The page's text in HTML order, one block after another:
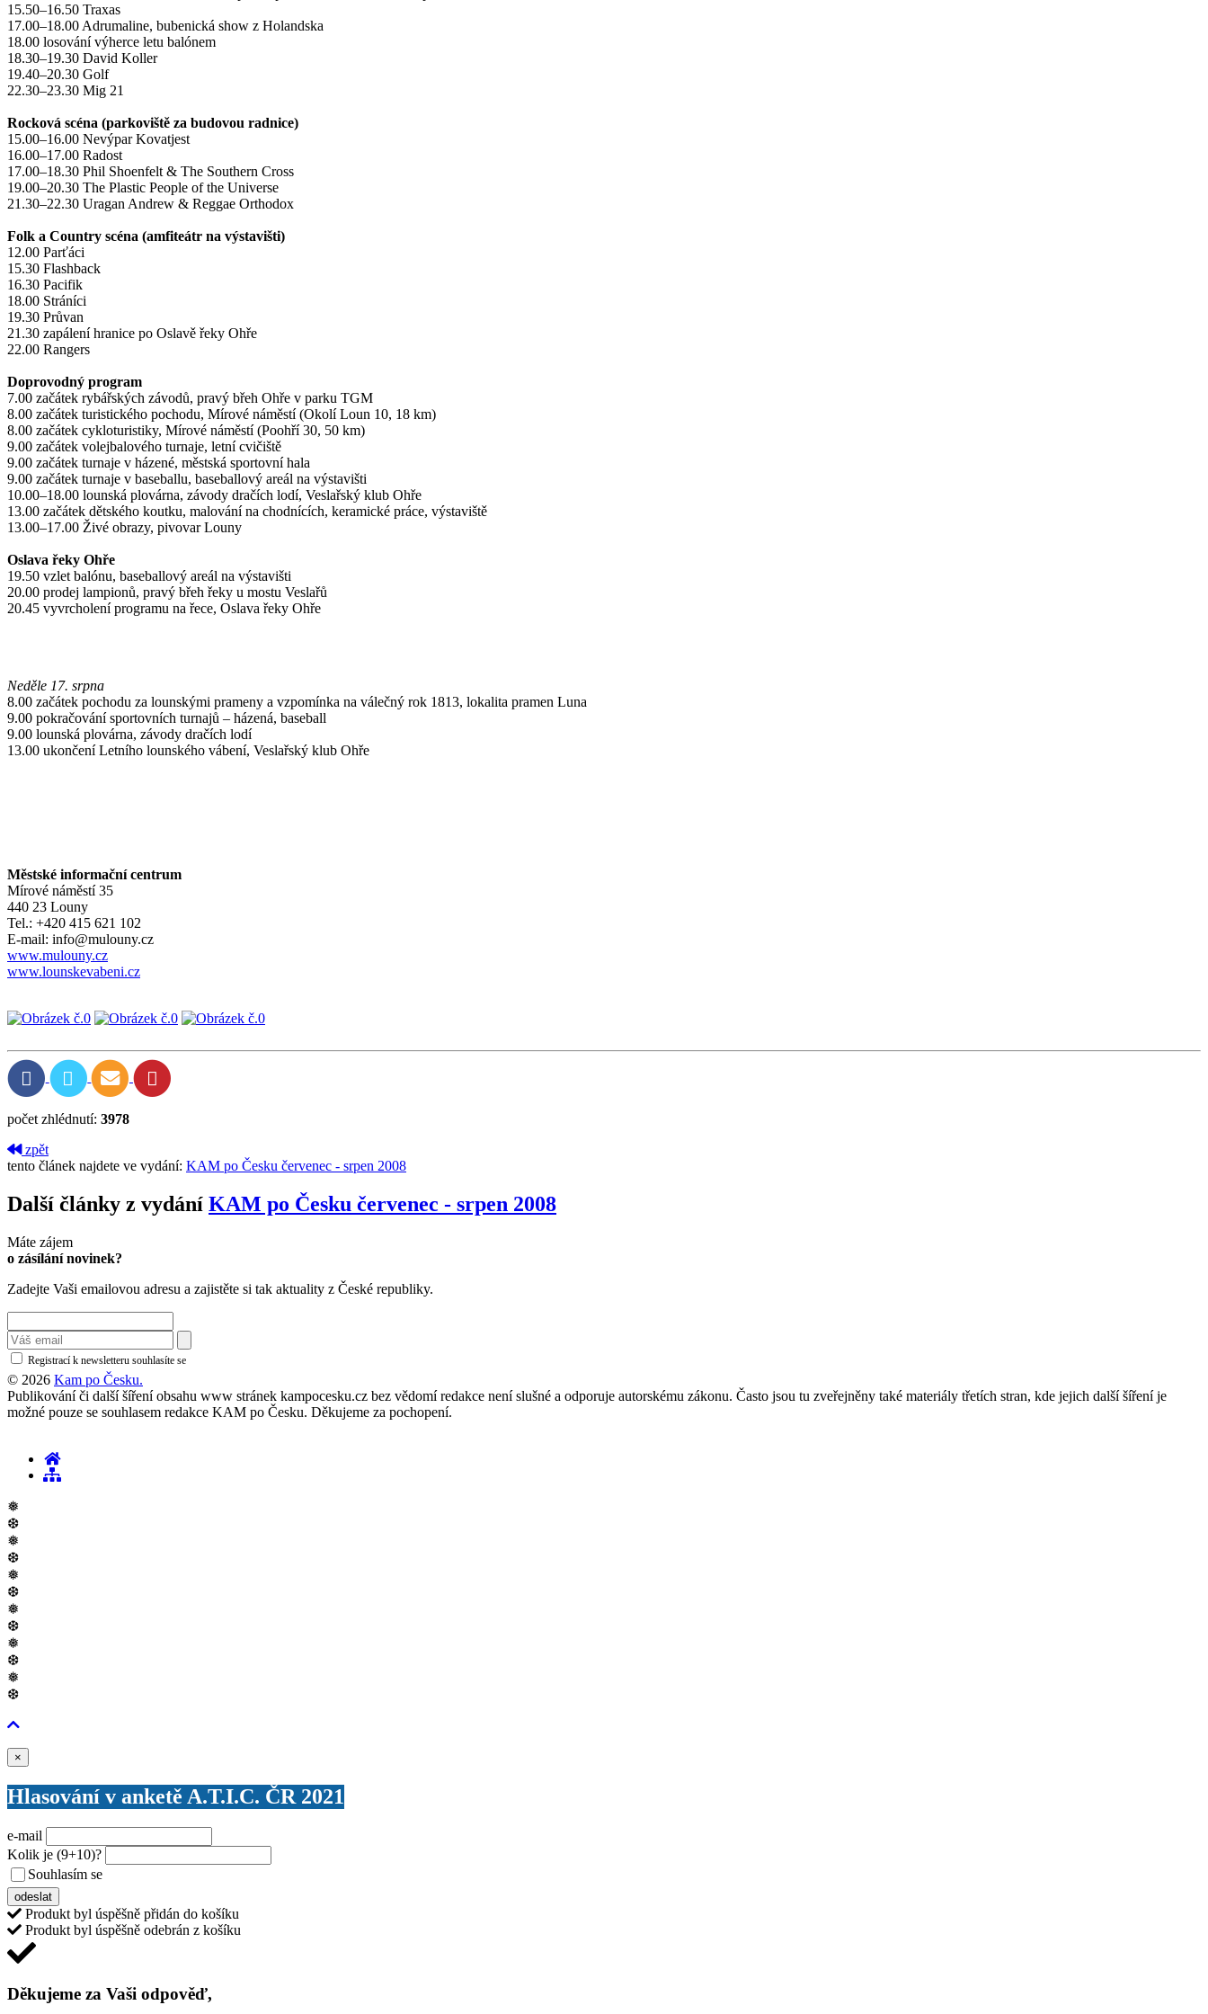
15.50–16.50 Traxas
17.00–18.00 Adrumaline, bubenická show z Holandska
18.00 losování výherce letu balónem
18.30–19.30 David Koller
19.40–20.30 Golf
22.30–23.30 Mig 21
Rocková scéna (parkoviště za budovou radnice)
15.00–16.00 Nevýpar Kovatjest
16.00–17.00 Radost
17.00–18.30 Phil Shoenfelt & The Southern Cross
19.00–20.30 The Plastic People of the Universe
21.30–22.30 Uragan Andrew & Reggae Orthodox
Folk a Country scéna (amfiteátr na výstavišti)
12.00 Parťáci
15.30 Flashback
16.30 Pacifik
18.00 Stráníci
19.30 Průvan
21.30 zapálení hranice po Oslavě řeky Ohře
22.00 Rangers
Doprovodný program
7.00 začátek rybářských závodů, pravý břeh Ohře v parku TGM
8.00 začátek turistického pochodu, Mírové náměstí (Okolí Loun 10, 18 km)
8.00 začátek cykloturistiky, Mírové náměstí (Poohří 30, 50 km)
9.00 začátek volejbalového turnaje, letní cvičiště
9.00 začátek turnaje v házené, městská sportovní hala
9.00 začátek turnaje v baseballu, baseballový areál na výstavišti
10.00–18.00 lounská plovárna, závody dračích lodí, Veslařský klub Ohře
13.00 začátek dětského koutku, malování na chodnících, keramické práce, výstaviště
13.00–17.00 Živé obrazy, pivovar Louny
Oslava řeky Ohře
19.50 vzlet balónu, baseballový areál na výstavišti
20.00 prodej lampionů, pravý břeh řeky u mostu Veslařů
20.45 vyvrcholení programu na řece, Oslava řeky Ohře
Neděle 17. srpna
8.00 začátek pochodu za lounskými prameny a vzpomínka na válečný rok 1813, lokalita pramen Luna
9.00 pokračování sportovních turnajů – házená, baseball
9.00 lounská plovárna, závody dračích lodí
13.00 ukončení Letního lounského vábení, Veslařský klub Ohře
Městské informační centrum
Mírové náměstí 35
440 23 Louny
Tel.: +420 415 621 102
E-mail: info@mulouny.cz
www.mulouny.cz
www.lounskevabeni.cz
počet zhlédnutí: 3978
zpět
tento článek najdete ve vydání: KAM po Česku červenec - srpen 2008
Další články z vydání KAM po Česku červenec - srpen 2008
Máte zájem
o zásílání novinek?
Zadejte Vaši emailovou adresu a zajistěte si tak aktuality z České republiky.
Registrací k newsletteru souhlasíte se
© 2026 Kam po Česku.
Publikování či další šíření obsahu www stránek kampocesku.cz bez vědomí redakce není slušné a odporuje autorskému zákonu. Často jsou tu zveřejněny také materiály třetích stran, kde jejich další šíření je
možné pouze se souhlasem redakce KAM po Česku. Děkujeme za pochopení.
❅
❆
❅
❆
❅
❆
❅
❆
❅
❆
❅
❆
×
Hlasování v anketě A.T.I.C. ČR 2021
e-mail
Kolik je (9+10)?
Souhlasím se
odeslat
Produkt byl úspěšně přidán do košíku
Produkt byl úspěšně odebrán z košíku
Děkujeme za Vaši odpověď,